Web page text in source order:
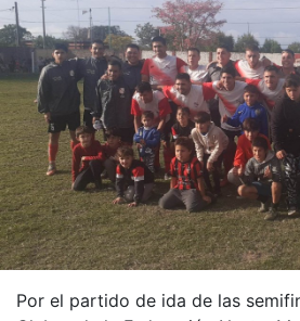
Por el partido de ida de las